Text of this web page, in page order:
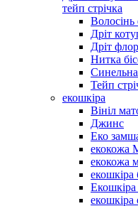
тейп стрічка
Волосінь
Дріт
Дріт
Нитка
Тейп
екошкіра
Вініл
Джинс
Еко
екокожа
екокожа
екошкіра
екошкіра